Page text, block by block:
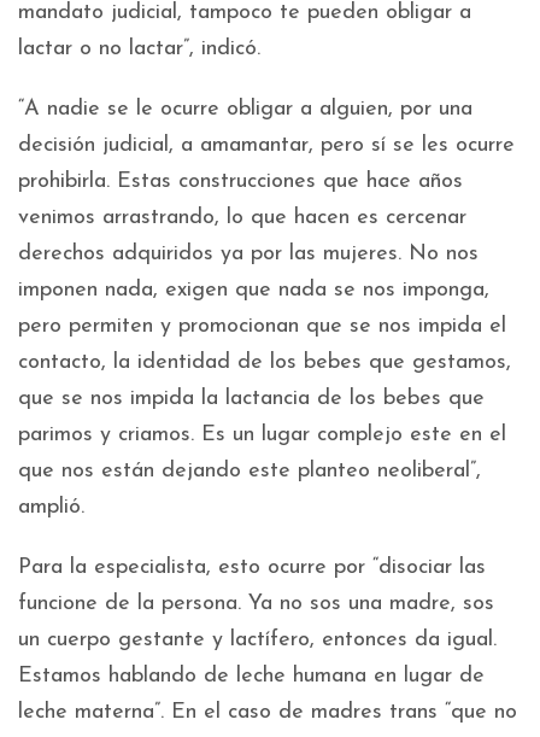
mandato judicial, tampoco te pueden obligar a
lactar o no lactar”, indicó.
“A nadie se le ocurre obligar a alguien, por una
decisión judicial, a amamantar, pero sí se les ocurre
prohibirla. Estas construcciones que hace años
venimos arrastrando, lo que hacen es cercenar
derechos adquiridos ya por las mujeres. No nos
imponen nada, exigen que nada se nos imponga,
pero permiten y promocionan que se nos impida el
contacto, la identidad de los bebes que gestamos,
que se nos impida la lactancia de los bebes que
parimos y criamos. Es un lugar complejo este en el
que nos están dejando este planteo neoliberal”,
amplió.
Para la especialista, esto ocurre por “disociar las
funcione de la persona. Ya no sos una madre, sos
un cuerpo gestante y lactífero, entonces da igual.
Estamos hablando de leche humana en lugar de
leche materna”. En el caso de madres trans “que no